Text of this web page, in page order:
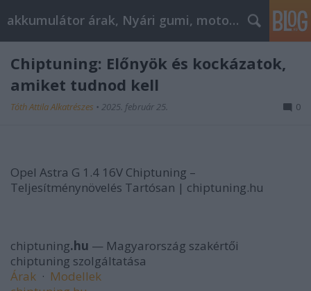
akkumulátor árak, Nyári gumi, motorolaj
Chiptuning: Előnyök és kockázatok,
amiket tudnod kell
Tóth Attila Alkatrészes • 2025. február 25. 0
Opel Astra G 1.4 16V Chiptuning –
Teljesítménynövelés Tartósan | chiptuning.hu
chiptuning.hu — Magyarország szakértői
chiptuning szolgáltatása
Árak · Modellek